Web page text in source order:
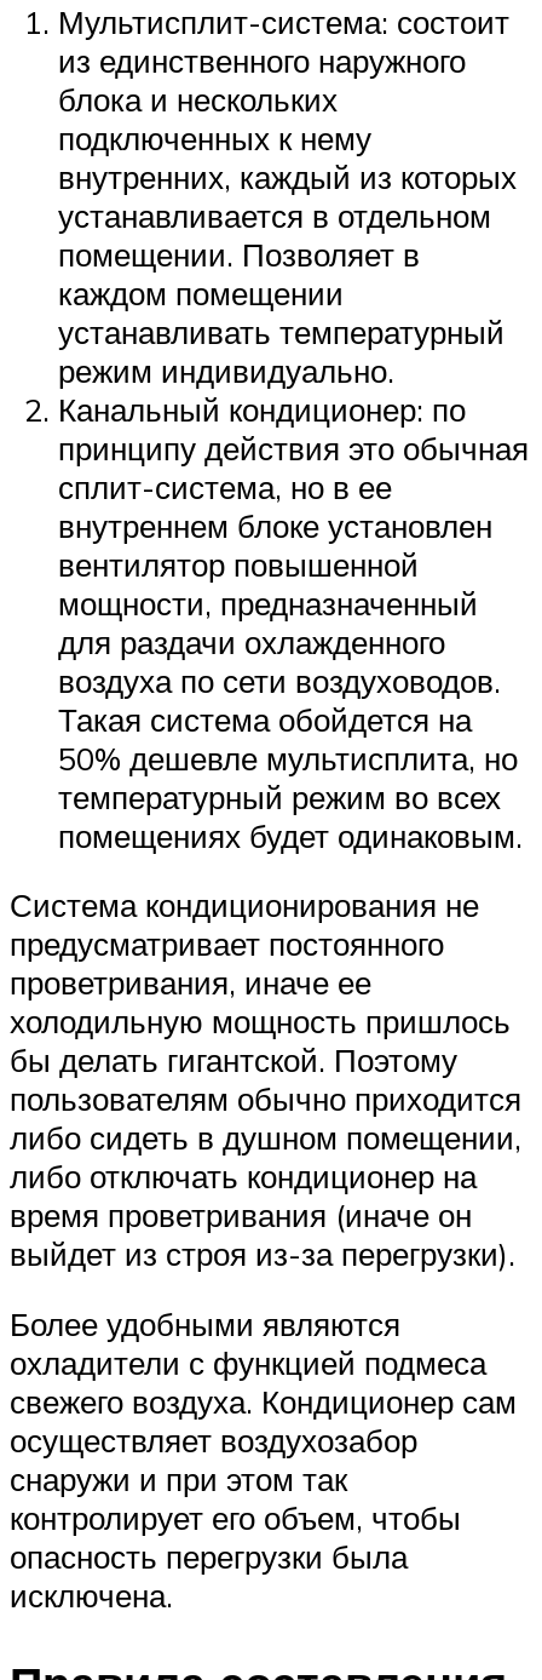
Мультисплит-система: состоит
из единственного наружного
блока и нескольких
подключенных к нему
внутренних, каждый из которых
устанавливается в отдельном
помещении. Позволяет в
каждом помещении
устанавливать температурный
режим индивидуально.
Канальный кондиционер: по
принципу действия это обычная
сплит-система, но в ее
внутреннем блоке установлен
вентилятор повышенной
мощности, предназначенный
для раздачи охлажденного
воздуха по сети воздуховодов.
Такая система обойдется на
50% дешевле мультисплита, но
температурный режим во всех
помещениях будет одинаковым.
Система кондиционирования не
предусматривает постоянного
проветривания, иначе ее
холодильную мощность пришлось
бы делать гигантской. Поэтому
пользователям обычно приходится
либо сидеть в душном помещении,
либо отключать кондиционер на
время проветривания (иначе он
выйдет из строя из-за перегрузки).
Более удобными являются
охладители с функцией подмеса
свежего воздуха. Кондиционер сам
осуществляет воздухозабор
снаружи и при этом так
контролирует его объем, чтобы
опасность перегрузки была
исключена.